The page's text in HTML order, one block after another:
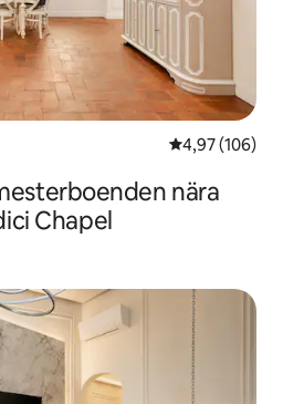
4,97 av 5 i
4,97 (106)
nära
Chapel